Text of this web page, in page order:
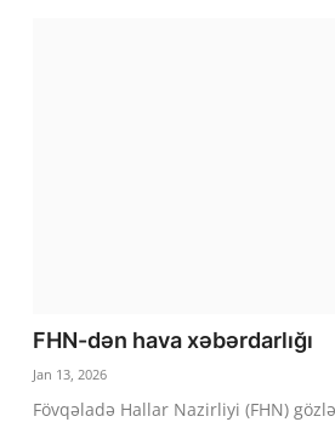
FHN-dən hava xəbərdarlığı
Jan 13, 2026
Fövqəladə Hallar Nazirliyi (FHN)